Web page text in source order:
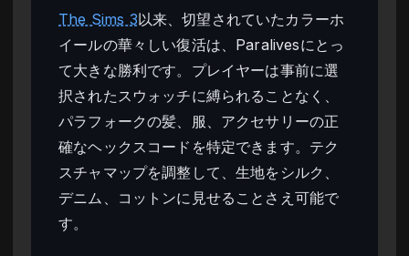
The Sims 3以来、切望されていたカラーホ
イールの華々しい復活は、Paralivesにとっ
て大きな勝利です。プレイヤーは事前に選
択されたスウォッチに縛られることなく、
パラフォークの髪、服、アクセサリーの正
確なヘックスコードを特定できます。テク
スチャマップを調整して、生地をシルク、
デニム、コットンに見せることさえ可能で
す。